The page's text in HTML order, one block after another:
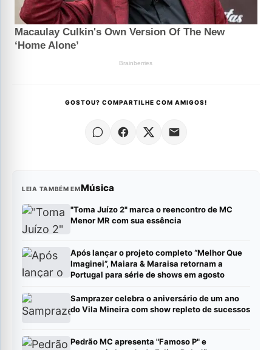
GOSTOU? COMPARTILHE COM AMIGOS!
LEIA TAMBÉM EMMúsica
"Toma Juízo 2" marca o reencontro de MC
Menor MR com sua essência
Após lançar o projeto completo “Melhor Que
Imaginei”, Maiara & Maraisa retornam a
Portugal para série de shows em agosto
Samprazer celebra o aniversário de um ano
do Vila Mineira com show repleto de sucessos
Pedrão MC apresenta "Famoso P" e